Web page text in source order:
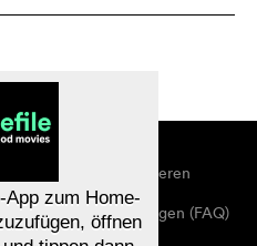
Registrieren/abonnieren
Newsletter
Häufig gestellte Fragen (FAQ)
App zum Home-
öffnen